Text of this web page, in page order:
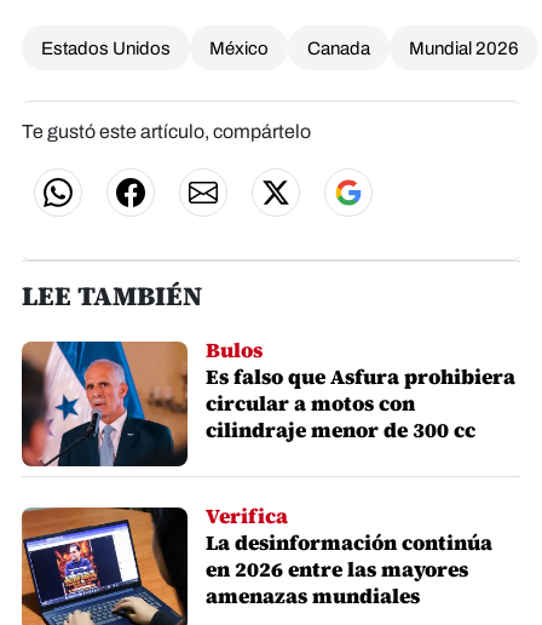
Estados Unidos México Canada Mundial 2026
Te gustó este artículo, compártelo
LEE TAMBIÉN
Bulos
Es falso que Asfura prohibiera
circular a motos con
cilindraje menor de 300 cc
Verifica
La desinformación continúa
en 2026 entre las mayores
amenazas mundiales